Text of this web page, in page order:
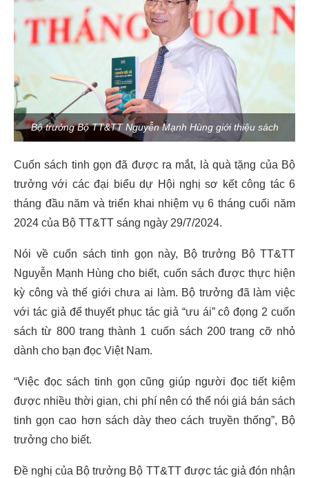
Bộ trưởng Bộ TT&TT Nguyễn Mạnh Hùng giới thiệu sách
Cuốn sách tinh gọn đã được ra mắt, là quà tặng của Bộ
trưởng với các đại biểu dự Hội nghị sơ kết công tác 6
tháng đầu năm và triển khai nhiệm vụ 6 tháng cuối năm
2024 của Bộ TT&TT sáng ngày 29/7/2024.
Nói về cuốn sách tinh gọn này, Bộ trưởng Bộ TT&TT
Nguyễn Mạnh Hùng cho biết, cuốn sách được thực hiện
kỳ công và thế giới chưa ai làm. Bộ trưởng đã làm việc
với tác giả để thuyết phục tác giả “ưu ái” cô đọng 2 cuốn
sách từ 800 trang thành 1 cuốn sách 200 trang cỡ nhỏ
dành cho bạn đọc Việt Nam.
“Việc đọc sách tinh gọn cũng giúp người đọc tiết kiệm
được nhiều thời gian, chi phí nên có thể nói giá bán sách
tinh gọn cao hơn sách dày theo cách truyền thống”, Bộ
trưởng cho biết.
Đề nghị của Bộ trưởng Bộ TT&TT được tác giả đón nhận